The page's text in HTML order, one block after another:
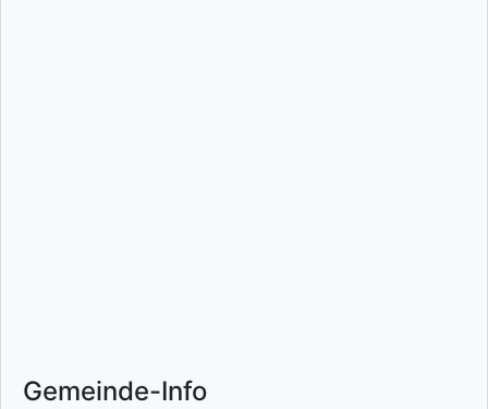
Gemeinde-Info